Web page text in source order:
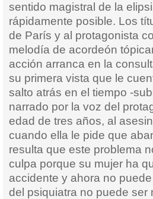
sentido magistral de la
rápidamente posible. Los
de París y al protagonista
melodía de acordeón
acción arranca en la
su primera vista que le
salto atrás en el tiempo -
narrado por la voz del
edad de tres años, al
cuando ella le pide que
resulta que este problema
culpa porque su mujer ha
accidente y ahora no
del psiquiatra no puede ser